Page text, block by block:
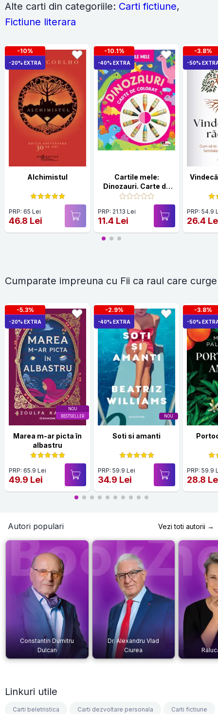
Alte carti din categoriile: Carti fictiune,
Fictiune literara
-10%
-20% EXTRA
Alchimistul
PRP: 65 Lei
46.8 Lei
-10.1%
-40% EXTRA
Cartile mele:
Dinozauri. Carte de
colorat
PRP: 21.13 Lei
11.4 Lei
-3.8%
-50%
PRP: 54.9
26.4
Cumparate impreuna cu Fii ca raul care curge
NOU
BESTSELLER
-5.3%
-20% EXTRA
Marea m-ar picta în
albastru
PRP: 65.9 Lei
49.9 Lei
NOU
-2.9%
-40% EXTRA
Soti si amanti
PRP: 59.9 Lei
34.9 Lei
-3.8%
-50%
PRP: 59.9
28.8
Autori populari Vezi toti autorii →
Constantin Dumitru
Dulcan
Dr. Alexandru Vlad
Ciurea
Linkuri utile
Carti beletristica Carti dezvoltare personala Carti fictiune